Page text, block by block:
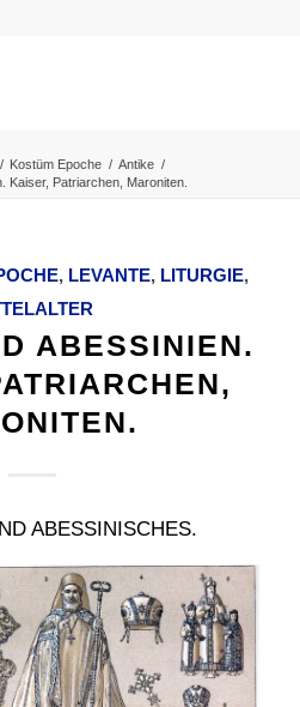
/ Kostüm Epoche / Antike /
Kaiser, Patriarchen, Maroniten.
, LEVANTE, LITURGIE,
ABESSINIEN.
ABESSINISCHES.